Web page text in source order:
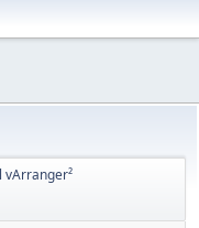
vArranger²